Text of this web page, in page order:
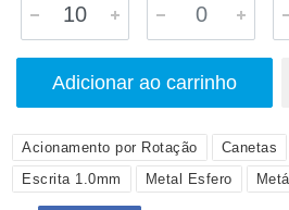
Adicionar ao carrinho
Acionamento por Rotação Canetas
Escrita 1.0mm
Metal Esfero